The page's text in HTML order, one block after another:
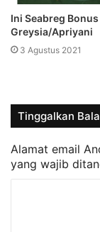
Ini Seabreg
Greysia/Apriyani
3 Agustus 2021
Tinggalkan
Alamat email
yang wajib